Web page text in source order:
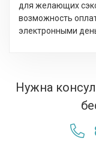
для желающих
возможность
электронными
Нужна